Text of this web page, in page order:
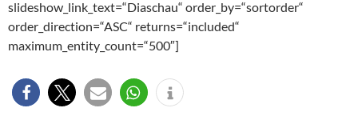
slideshow_link_text=“Diaschau“ order_by=“sortorder“
order_direction=“ASC“ returns=“included“
maximum_entity_count=“500″]